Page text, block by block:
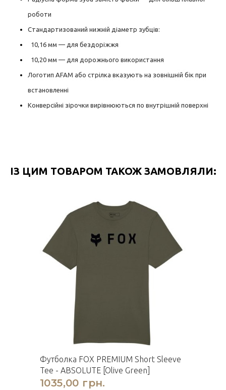
роботи
Стандартизований нижній діаметр зубців:
10,16 мм — для бездоріжжя
10,20 мм — для дорожнього використання
Логотип AFAM або стрілка вказують на зовнішній бік при
встановленні
Конверсійні зірочки вирівнюються по внутрішній поверхні
ІЗ ЦИМ ТОВАРОМ ТАКОЖ ЗАМОВЛЯЛИ:
Футболка FOX PREMIUM Short Sleeve
Tee - ABSOLUTE [Olive Green]
1035,00 грн.